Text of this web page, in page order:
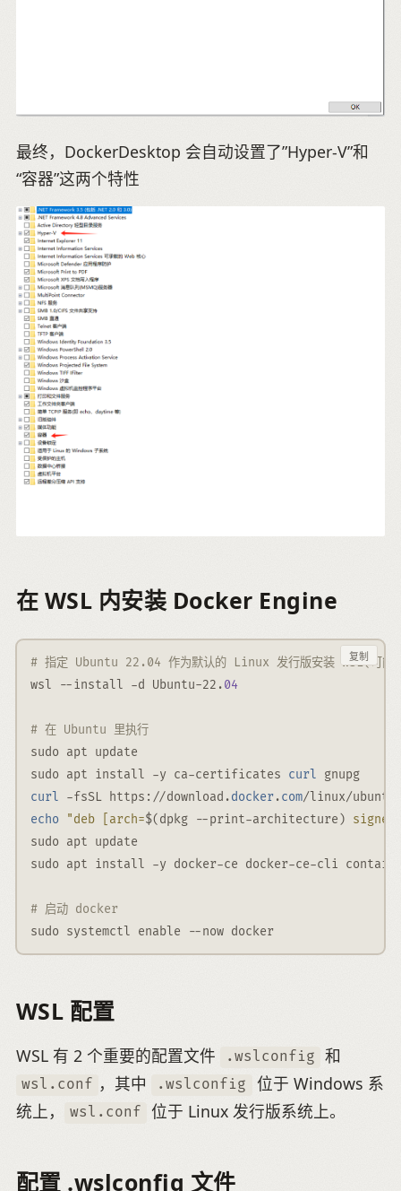
最终，DockerDesktop 会自动设置了”Hyper-V”和
“容器”这两个特性
在 WSL 内安装 Docker Engine
# 指定 Ubuntu 22.04 作为默认的 Linux 发行版安装 WSL(可能
wsl
--install -d Ubuntu-22 .04
# 在 Ubuntu 里执行
sudo apt update
sudo apt install -y ca-certificates curl gnupg
curl
-fsSL https ://download .docker.com/ linux/ubuntu
echo
"deb [arch=$( dpkg --print-architecture )
sudo apt update
sudo apt install -y docker-ce docker-ce-cli
# 启动 docker
sudo systemctl enable
--now docker
复制
WSL 配置
WSL 有 2 个重要的配置文件 .wslconfig 和
wsl.conf ，其中 .wslconfig
位于 Windows 系
统上，
wsl.conf 位于 Linux 发行版系统上。
配置 .wslconfig 文件